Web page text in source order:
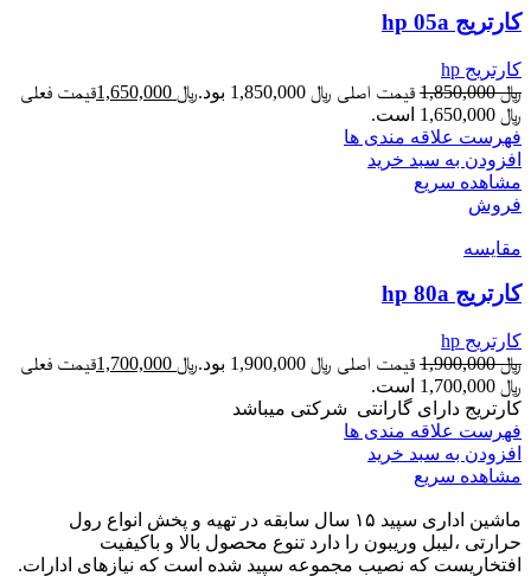
کارتریج hp 05a
کارتریج hp
﷼1,850,000 قیمت اصلی ﷼ 1,850,000 بود. ﷼
قیمت فعلی
﷼ 1,650,000 است.
فهرست علاقه مندی ها
افزودن به سبد خرید
مشاهده سریع
فروش
مقایسه
کارتریج hp 80a
کارتریج hp
﷼1,900,000 قیمت اصلی ﷼ 1,900,000 بود. ﷼
قیمت فعلی
﷼ 1,700,000 است.
کارتریج دارای گارانتی شرکتی میباشد
فهرست علاقه مندی ها
افزودن به سبد خرید
مشاهده سریع
ماشین اداری سپید ۱۵ سال سابقه در تهیه و پخش انواع رول
حرارتی ،لیبل وریبون را دارد تنوع محصول بالا و باکیفیت
افتخاریست که نصیب مجموعه سپید شده است که نیازهای ادارات.